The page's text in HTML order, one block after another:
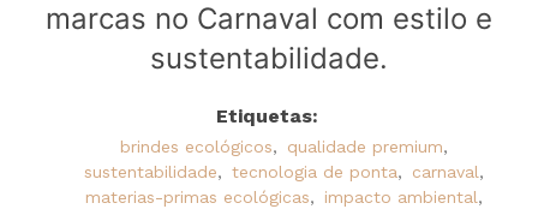
marcas no Carnaval com estilo e
sustentabilidade.
Etiquetas:
brindes ecológicos, qualidade premium,
sustentabilidade, tecnologia de ponta, carnaval,
materias-primas ecológicas, impacto ambiental,